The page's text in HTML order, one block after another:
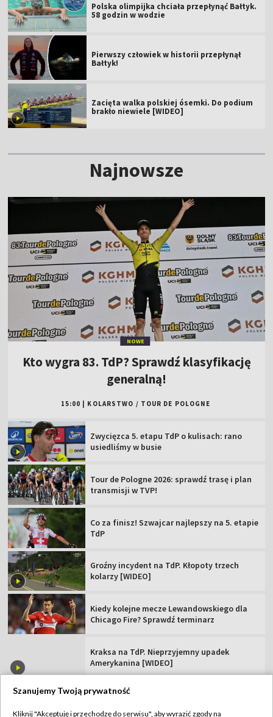
Polska olimpijka chciała przepłynąć Bałtyk.
58 godzin w wodzie
Pierwszy człowiek w historii przepłynął
Bałtyk!
Zacięta walka polskiej ósemki. Do podium
brakło niewiele [WIDEO]
Najnowsze
NOWE
Kto wygra 83. TdP? Sprawdź klasyfikację
generalną!
15:00 KOLARSTWO / TOUR DE POLOGNE
Zwycięzca 5. etapu TdP o kulisach: rano
usiedliśmy w busie
Tour de Pologne 2026: sprawdź trasę i plan
transmisji w TVP!
Co za finisz! Szwajcar najlepszy na 5. etapie
TdP
Groźny incydent na TdP. Kłopoty trzech
kolarzy [WIDEO]
Kiedy kolejne mecze Lewandowskiego dla
Chicago Fire? Sprawdź terminarz
Kraksa na TdP. Nieprzyjemny upadek
Amerykanina [WIDEO]
Szanujemy Twoją prywatność
Kliknij "Akceptuję i przechodzę do serwisu", aby wyrazić zgody na